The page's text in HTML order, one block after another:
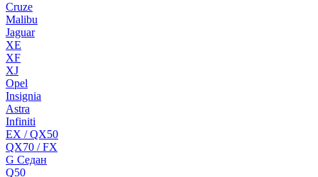
Cruze
Malibu
Jaguar
XE
XF
XJ
Opel
Insignia
Astra
Infiniti
EX / QX50
QX70 / FX
G Cедан
Q50